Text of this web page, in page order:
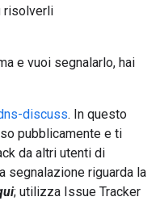
risolverli
e vuoi segnalarlo, hai
discuss. In questo
pubblicamente e ti
da altri utenti di
segnalazione riguarda la
; utilizza Issue Tracker